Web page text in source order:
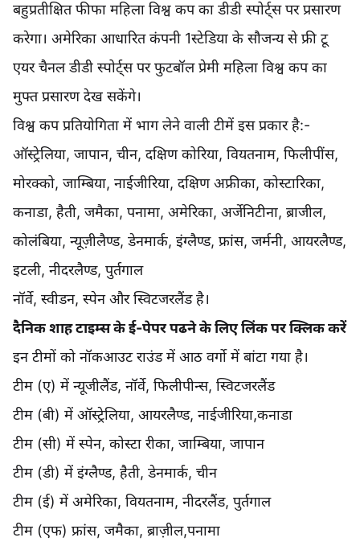
बहुप्रतीक्षित फीफा महिला विश्व कप का डीडी स्पोर्ट्स पर प्रसारण
करेगा। अमेरिका आधारित कंपनी 1स्टेडिया के सौजन्य से फ्री टू
एयर चैनल डीडी स्पोर्ट्स पर फुटबॉल प्रेमी महिला विश्व कप का
मुफ्त प्रसारण देख सकेंगे।
विश्व कप प्रतियोगिता में भाग लेने वाली टीमें इस प्रकार है:-
ऑस्ट्रेलिया, जापान, चीन, दक्षिण कोरिया, वियतनाम, फिलीपींस,
मोरक्को, जाम्बिया, नाईजीरिया, दक्षिण अफ्रीका, कोस्टारिका,
कनाडा, हैती, जमैका, पनामा, अमेरिका, अर्जेनिटीना, ब्राजील,
कोलंबिया, न्यूज़ीलैण्ड, डेनमार्क, इंग्लैण्ड, फ्रांस, जर्मनी, आयरलैण्ड,
इटली, नीदरलैण्ड, पुर्तगाल
नॉर्वे, स्वीडन, स्पेन और स्विटजरलैंड है।
दैनिक शाह टाइम्स के ई-पेपर पढने के लिए लिंक पर क्लिक करें
इन टीमों को नॉकआउट राउंड में आठ वर्गो में बांटा गया है।
टीम (ए) में न्यूजीलैंड, नॉर्वे, फिलीपीन्स, स्विटजरलैंड
टीम (बी) में ऑस्ट्रेलिया, आयरलैण्ड, नाईजीरिया,कनाडा
टीम (सी) में स्पेन, कोस्टा रीका, जाम्बिया, जापान
टीम (डी) में इंग्लैण्ड, हैती, डेनमार्क, चीन
टीम (ई) में अमेरिका, वियतनाम, नीदरलैंड, पुर्तगाल
टीम (एफ) फ्रांस, जमैका, ब्राज़ील,पनामा